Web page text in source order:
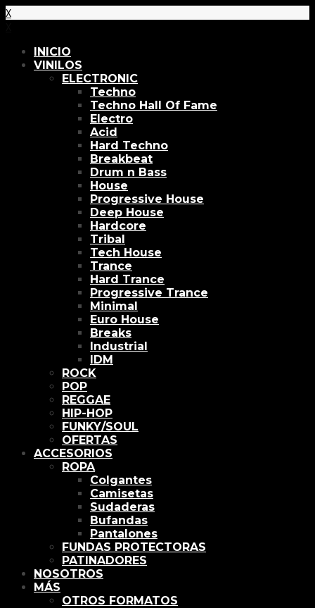
X
INICIO
VINILOS
ELECTRONIC
Techno
Techno Hall Of Fame
Electro
Acid
Hard Techno
Breakbeat
Drum n Bass
House
Progressive House
Deep House
Hardcore
Tribal
Tech House
Trance
Hard Trance
Progressive Trance
Minimal
Euro House
Breaks
Industrial
IDM
ROCK
POP
REGGAE
HIP-HOP
FUNKY/SOUL
OFERTAS
ACCESORIOS
ROPA
Colgantes
Camisetas
Sudaderas
Bufandas
Pantalones
FUNDAS PROTECTORAS
PATINADORES
NOSOTROS
MÁS
OTROS FORMATOS